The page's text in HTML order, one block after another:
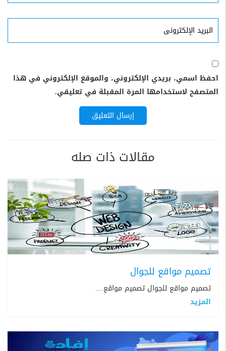
البريد
الإلكترونى
احفظ اسمي، بريدي الإلكتروني، والموقع الإلكتروني في هذا
المتصفح لاستخدامها المرة المقبلة في تعليقي.
مقالات ذات صله
تصميم مواقع للجوال
تصميم مواقع للجوال تصميم مواقع....
المزيد